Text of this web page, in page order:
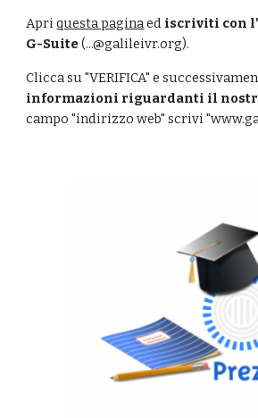
Apri questa pagina ed iscriviti con
G-Suite (...@galileivr.org).
Clicca su "VERIFICA" e
informazioni riguardanti il
campo "indirizzo web" scrivi